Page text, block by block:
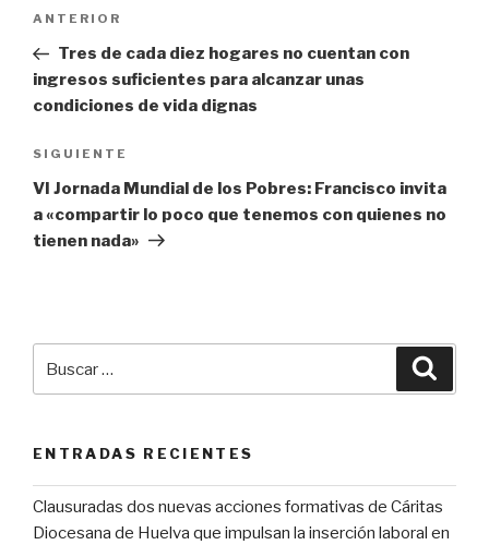
entradas
Entrada
anterior:
ANTERIOR
Tres de cada diez hogares no cuentan con
ingresos suficientes para alcanzar unas
condiciones de vida dignas
Siguiente
entrada
SIGUIENTE
VI Jornada Mundial de los Pobres: Francisco invita
a «compartir lo poco que tenemos con quienes no
tienen nada»
ENTRADAS RECIENTES
Clausuradas dos nuevas acciones formativas de Cáritas
Diocesana de Huelva que impulsan la inserción laboral en